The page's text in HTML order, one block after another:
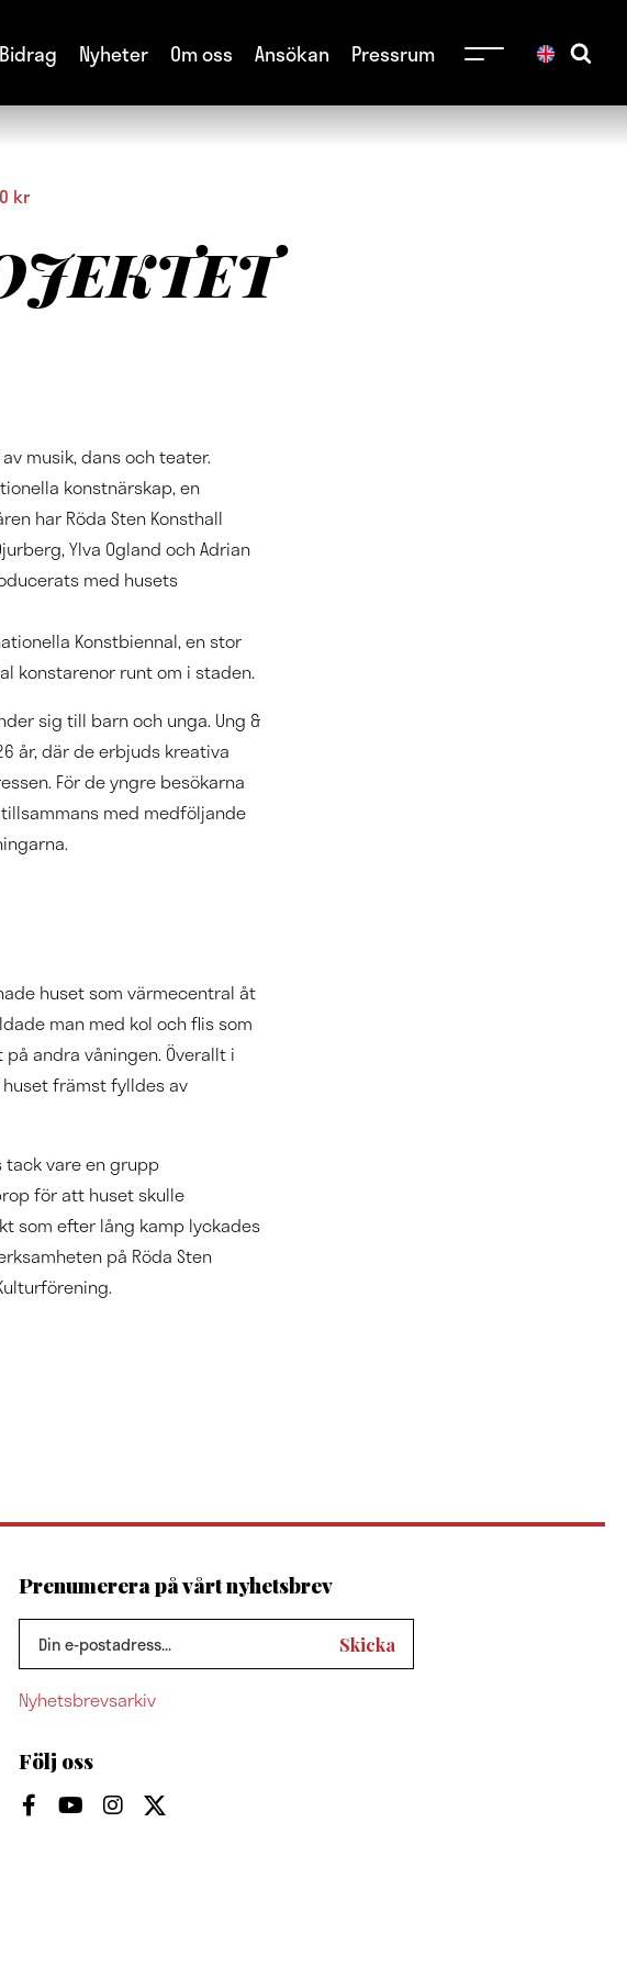
Bidrag Nyheter Om oss Ansökan Pressrum
kr
musik, dans och teater.
konstnärskap, en
har Röda Sten Konsthall
Ylva Ogland och Adrian
med husets
Konstbiennal, en stor
konstarenor runt om i staden.
sig till barn och unga. Ung &
år, där de erbjuds kreativa
För de yngre besökarna
med medföljande
huset som värmecentral åt
man med kol och flis som
andra våningen. Överallt i
främst fylldes av
tack vare en grupp
för att huset skulle
som efter lång kamp lyckades
på Röda Sten
Prenumerera på vårt nyhetsbrev
Nyhetsbrevsarkiv
Följ oss